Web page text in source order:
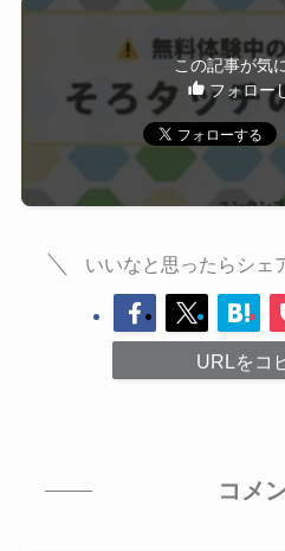
この記事が気
フォロー
いいなと思ったらシェ
URLをコ
コメ